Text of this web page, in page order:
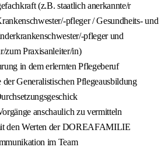
(z.B. staatlich anerkannte/r
pfleger / Gesundheits- und
pfleger und
zum Praxisanleiter/in)
in dem erlernten Pflegeberuf
Generalistischen Pflegeausbildung
anschaulich zu vermitteln
den Werten der DOREAFAMILIE
im Team